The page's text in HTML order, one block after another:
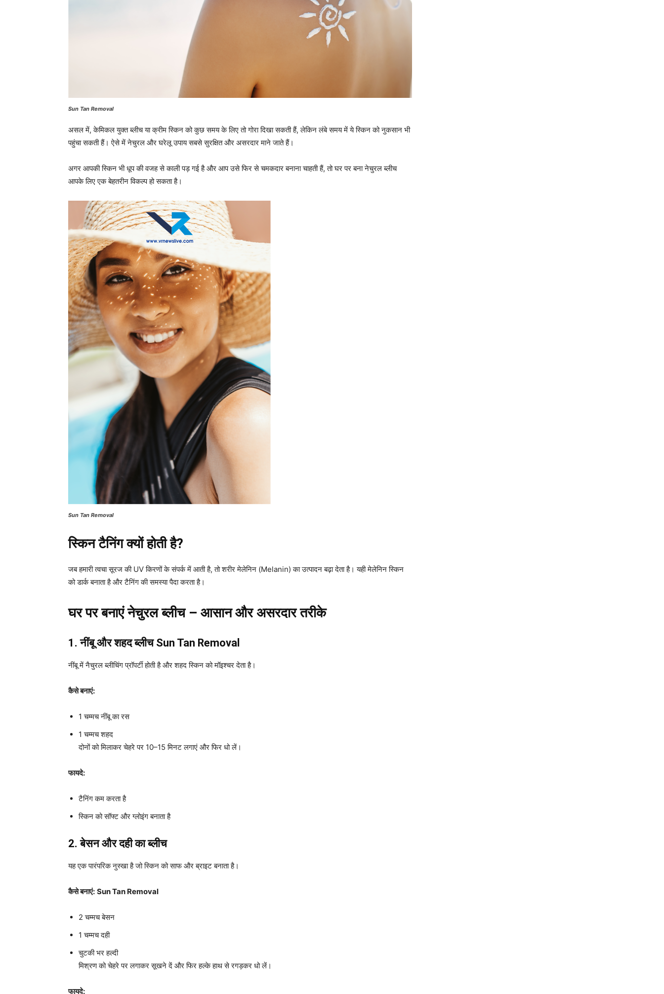
Sun Tan Removal
असल में, केमिकल युक्त ब्लीच या क्रीम स्किन को कुछ समय के लिए तो गोरा दिखा सकती हैं, लेकिन लंबे समय में ये स्किन को नुकसान भी
पहुंचा सकती हैं। ऐसे में नेचुरल और घरेलू उपाय सबसे सुरक्षित और असरदार माने जाते हैं।
अगर आपकी स्किन भी धूप की वजह से काली पड़ गई है और आप उसे फिर से चमकदार बनाना चाहती हैं, तो घर पर बना नेचुरल ब्लीच
आपके लिए एक बेहतरीन विकल्प हो सकता है।
Sun Tan Removal
स्किन टैनिंग क्यों होती है?
जब हमारी त्वचा सूरज की UV किरणों के संपर्क में आती है, तो शरीर मेलेनिन (Melanin) का उत्पादन बढ़ा देता है। यही मेलेनिन स्किन
को डार्क बनाता है और टैनिंग की समस्या पैदा करता है।
घर पर बनाएं नेचुरल ब्लीच – आसान और असरदार तरीके
1. नींबू और शहद ब्लीच Sun Tan Removal
नींबू में नैचुरल ब्लीचिंग प्रॉपर्टी होती है और शहद स्किन को मॉइश्चर देता है।
कैसे बनाएं:
1 चम्मच नींबू का रस
1 चम्मच शहद
दोनों को मिलाकर चेहरे पर 10–15 मिनट लगाएं और फिर धो लें।
फायदे:
टैनिंग कम करता है
स्किन को सॉफ्ट और ग्लोइंग बनाता है
2. बेसन और दही का ब्लीच
यह एक पारंपरिक नुस्खा है जो स्किन को साफ और ब्राइट बनाता है।
कैसे बनाएं: Sun Tan Removal
2 चम्मच बेसन
1 चम्मच दही
चुटकी भर हल्दी
मिश्रण को चेहरे पर लगाकर सूखने दें और फिर हल्के हाथ से रगड़कर धो लें।
फायदे: